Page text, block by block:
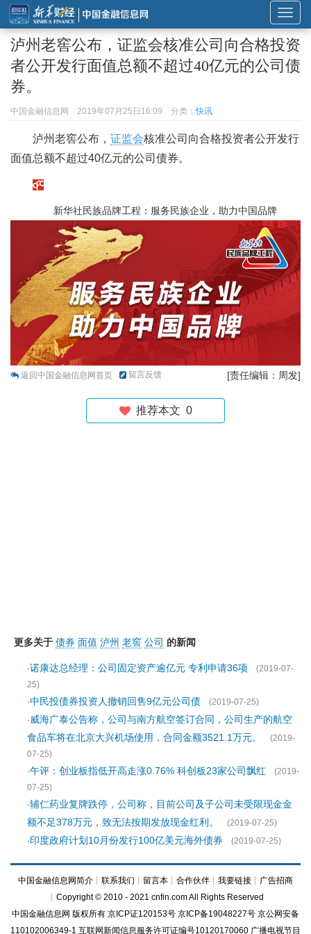
展
开
或
折
航
泸州老窖公布，证监会核准公司向合格投资
者公开发行面值总额不超过40亿元的公司债
券。
中国金融信息网 2019年07月25日16:09 分类：快讯
泸州老窖公布， 证监会核准公司向合格投资者公开发行
面值总额不超过40亿元的公司债券。
新华社民族品牌工程：服务民族企业，助力中国品牌
返回中国金融信息网首页 留言反馈 [责任编辑：周发]
推荐本文 0
更多关于 债券 面值 泸州 老窖 公司 的新闻
·诺康达总经理：公司固定资产逾亿元 专利申请36项
(2019-07-
25)
·中民投债券投资人撤销回售9亿元公司债
(2019-07-25)
· 威海广泰公告称，公司与南方航空签订合同，公司生产的航空
食品车将在北京大兴机场使用，合同金额3521.1万元。
(2019-
07-25)
·午评：创业板指低开高走涨0.76% 科创板23家公司飘红
(2019-
07-25)
·辅仁药业复牌跌停，公司称，目前公司及子公司未受限现金金
额不足378万元，致无法按期发放现金红利。
(2019-07-25)
·印度政府计划10月份发行100亿美元海外债券 (2019-07-25)
中国金融信息网简介 ┊ 联系我们 ┊ 留言本 ┊ 合作伙伴 ┊ 我要链接 ┊ 广告招商
┊Copyright © 2010 - 2021 cnfin.com All Rights Reserved
中国金融信息网 版权所有 京ICP证120153号 京ICP备19048227号 京公网安备
110102006349-1 互联网新闻信息服务许可证编号10120170060 广播电视节目